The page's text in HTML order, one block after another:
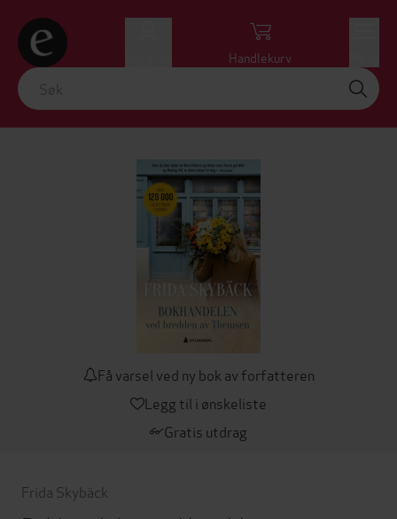
Handlekurv
Få varsel ved ny bok av forfatteren
Legg til i ønskeliste
Gratis utdrag
Frida Skybäck